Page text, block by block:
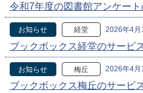
令和7年度の図書館アンケー
お知らせ 経堂 2026年4月
ブックボックス経堂のサービ
お知らせ 梅丘 2026年4月
ブックボックス梅丘のサービ